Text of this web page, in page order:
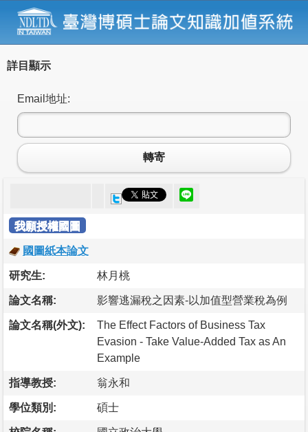
詳目顯示
Email地址:
轉寄
我願授權國圖
國圖紙本論文
研究生: 林月桃
論文名稱: 影響逃漏稅之因素-以加值型營業稅為例
論文名稱(外文):
The Effect Factors of Business Tax
Evasion - Take Value-Added Tax as An
Example
指導教授: 翁永和
學位類別: 碩士